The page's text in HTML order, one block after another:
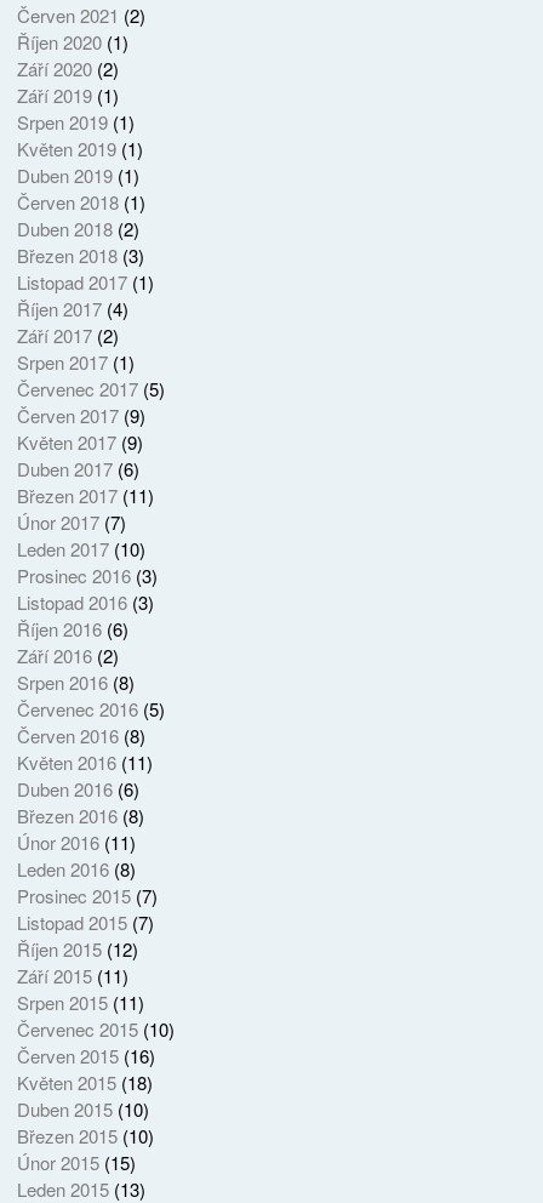
Červen 2021 (2)
Říjen 2020(1)
Září 2020(2)
Září 2019(1)
Srpen 2019(1)
Květen 2019(1)
Duben 2019(1)
Červen 2018(1)
Duben 2018(2)
Březen 2018(3)
Listopad 2017(1)
Říjen 2017(4)
Září 2017(2)
Srpen 2017(1)
Červenec 2017(5)
Červen 2017(9)
Květen 2017(9)
Duben 2017(6)
Březen 2017(11)
Únor 2017(7)
Leden 2017(10)
Prosinec 2016(3)
Listopad 2016(3)
Říjen 2016(6)
Září 2016(2)
Srpen 2016(8)
Červenec 2016(5)
Červen 2016(8)
Květen 2016(11)
Duben 2016(6)
Březen 2016(8)
Únor 2016(11)
Leden 2016(8)
Prosinec 2015(7)
Listopad 2015(7)
Říjen 2015(12)
Září 2015(11)
Srpen 2015(11)
Červenec 2015(10)
Červen 2015(16)
Květen 2015(18)
Duben 2015(10)
Březen 2015(10)
Únor 2015(15)
Leden 2015(13)